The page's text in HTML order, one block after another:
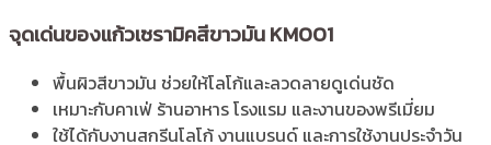
จุดเด่นของแก้วเซรามิคสีขาวมัน KM001
พื้นผิวสีขาวมัน ช่วยให้โลโก้และลวดลายดูเด่นชัด
เหมาะกับคาเฟ่ ร้านอาหาร โรงแรม และงานของพรีเมี่ยม
ใช้ได้กับงานสกรีนโลโก้ งานแบรนด์ และการใช้งานประจำวัน